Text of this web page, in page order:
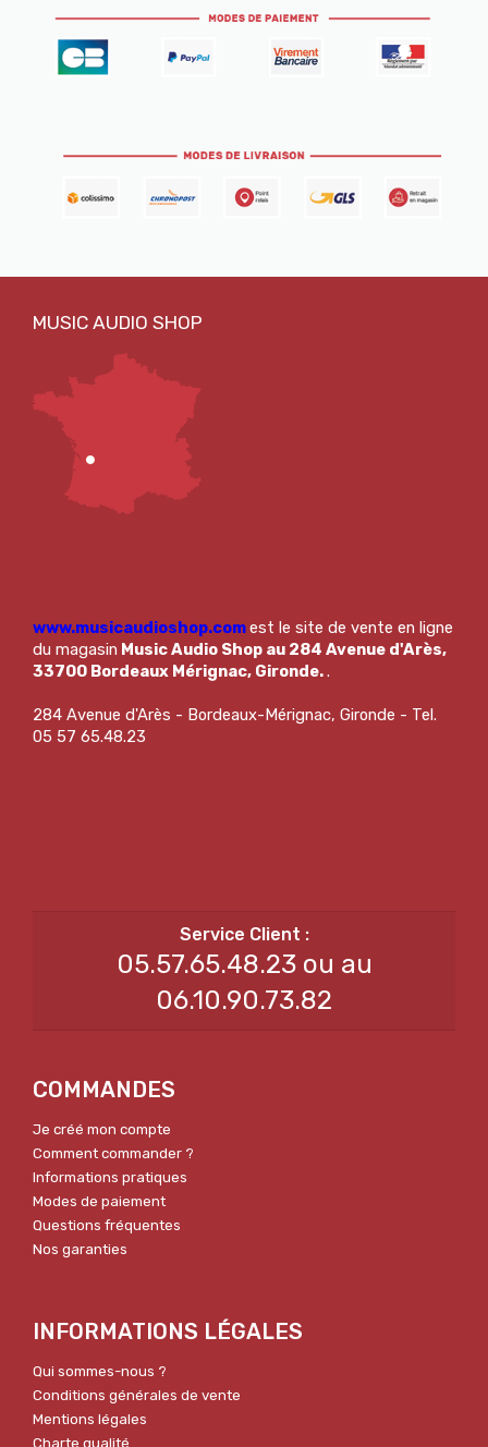
www.musicaudioshop.comest le site de vente en ligne
du magasin Music Audio Shop au 284 Avenue d'Arès,
33700 Bordeaux Mérignac, Gironde..
284 Avenue d'Arès - Bordeaux-Mérignac, Gironde - Tel.
05 57 65.48.23
05.57.65.48.23 ou au
06.10.90.73.82
COMMANDES
Je créé mon compte
Comment commander ?
Informations pratiques
Modes de paiement
Questions fréquentes
Nos garanties
INFORMATIONS LÉGALES
Qui sommes-nous ?
Conditions générales de vente
Mentions légales
Charte qualité